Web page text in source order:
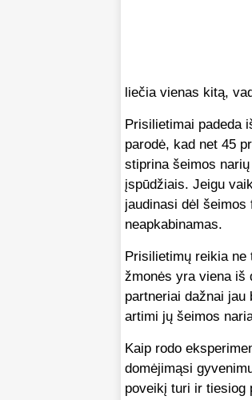
liečia vienas kitą,
Prisilietimai padeda
parodė, kad net 45
stiprina šeimos
įspūdžiais. Jeigu
jaudinasi dėl
neapkabinamas.
Prisilietimų reikia
žmonės yra viena iš
partneriai dažnai jau
artimi jų šeimos
Kaip rodo
domėjimąsi
poveikį turi ir tiesiog